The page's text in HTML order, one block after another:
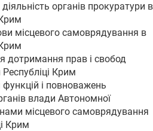
органів прокуратури в
місцевого самоврядування в
дотримання прав і свобод
Крим
і повноважень
влади Автономної
місцевого самоврядування
Крим